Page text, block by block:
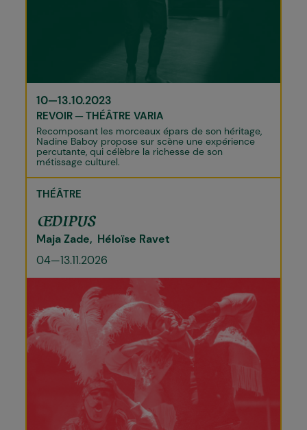
10—13.10.2023
REVOIR THÉÂTRE VARIA
Recomposant les morceaux épars de son héritage,
Nadine Baboy propose sur scène une expérience
percutante, qui célèbre la richesse de son
métissage culturel.
THÉÂTRE
ŒDIPUS
Maja Zade
Héloïse Ravet
04—13.11.2026